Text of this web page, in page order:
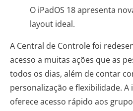
O iPadOS 18 apresenta
layout ideal.
A Central de Controle foi
acesso a muitas ações que as
todos os dias, além de contar
personalização e flexibilidade. A
oferece acesso rápido aos